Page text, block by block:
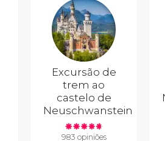
Excursão de
trem ao
castelo de
Neuschwanstein
983 opiniões